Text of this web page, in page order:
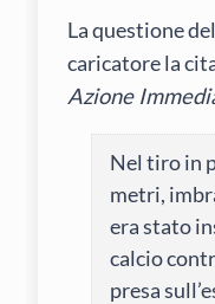
La questione
caricatore la
Azione
Nel tiro in
metri,
era stato
calcio
presa